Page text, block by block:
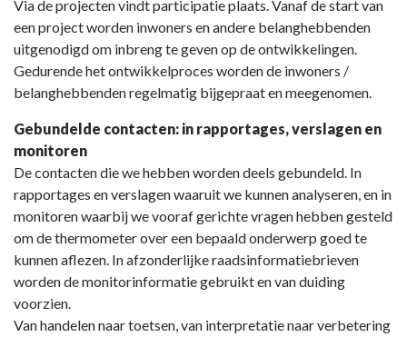
Via de projecten vindt participatie plaats. Vanaf de start van
een project worden inwoners en andere belanghebbenden
uitgenodigd om inbreng te geven op de ontwikkelingen.
Gedurende het ontwikkelproces worden de inwoners /
belanghebbenden regelmatig bijgepraat en meegenomen.
Gebundelde contacten: in rapportages, verslagen en
monitoren
De contacten die we hebben worden deels gebundeld. In
rapportages en verslagen waaruit we kunnen analyseren, en in
monitoren waarbij we vooraf gerichte vragen hebben gesteld
om de thermometer over een bepaald onderwerp goed te
kunnen aflezen. In afzonderlijke raadsinformatiebrieven
worden de monitorinformatie gebruikt en van duiding
voorzien.
Van handelen naar toetsen, van interpretatie naar verbetering